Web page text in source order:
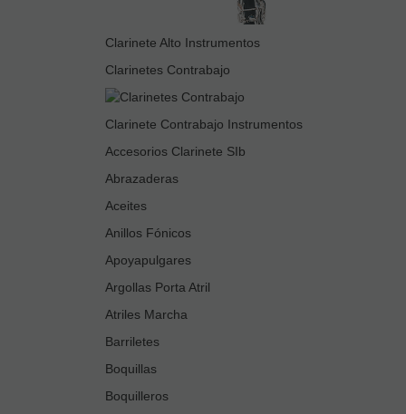
Clarinete Alto Instrumentos
Clarinetes Contrabajo
Clarinete Contrabajo Instrumentos
Accesorios Clarinete SIb
Abrazaderas
Aceites
Anillos Fónicos
Apoyapulgares
Argollas Porta Atril
Atriles Marcha
Barriletes
Boquillas
Boquilleros